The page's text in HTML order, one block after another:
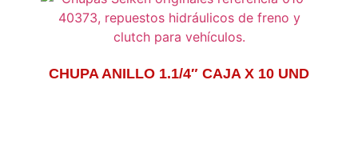
CHUPA ANILLO 1.1/4″ CAJA X 10 UND